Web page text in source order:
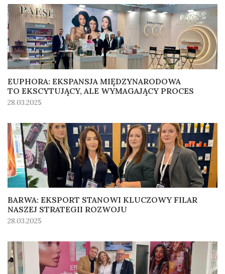
EUPHORA: EKSPANSJA MIĘDZYNARODOWA
TO EKSCYTUJĄCY, ALE WYMAGAJĄCY PROCES
28.03.2025
BARWA: EKSPORT STANOWI KLUCZOWY FILAR
NASZEJ STRATEGII ROZWOJU
28.03.2025